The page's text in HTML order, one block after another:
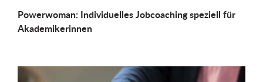
Powerwoman: Individu­elles Job­coaching speziell für
Aka­demiker­innen